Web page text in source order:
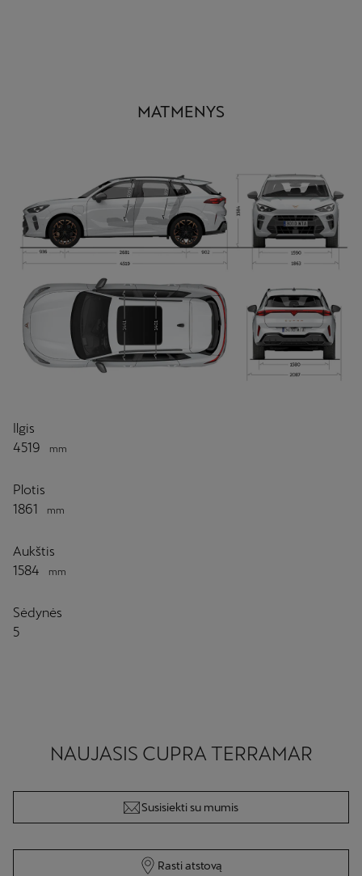
MATMENYS
Ilgis
4519
mm
Plotis
1861
mm
Aukštis
1584
mm
Sėdynės
5
NAUJASIS CUPRA TERRAMAR
Susisiekti su mumis
Rasti atstovą